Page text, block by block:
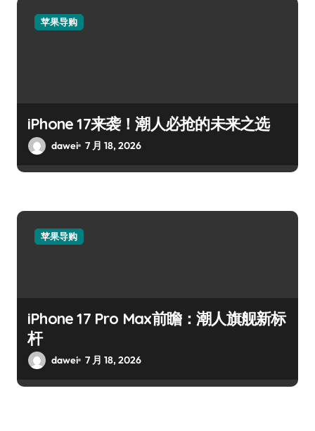
苹果导购
iPhone 17来袭！潮人必抢的未来之选
dawei 7 月 18, 2026
苹果导购
iPhone 17 Pro Max前瞻：潮人旗舰新标
杆
dawei 7 月 18, 2026